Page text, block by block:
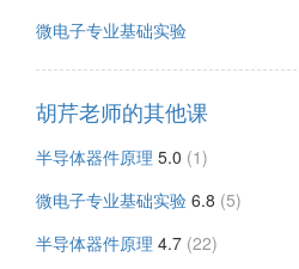
微电子专业基础实验
胡芹老师的其他课
半导体器件原理 5.0 (1)
微电子专业基础实验 6.8 (5)
半导体器件原理 4.7 (22)